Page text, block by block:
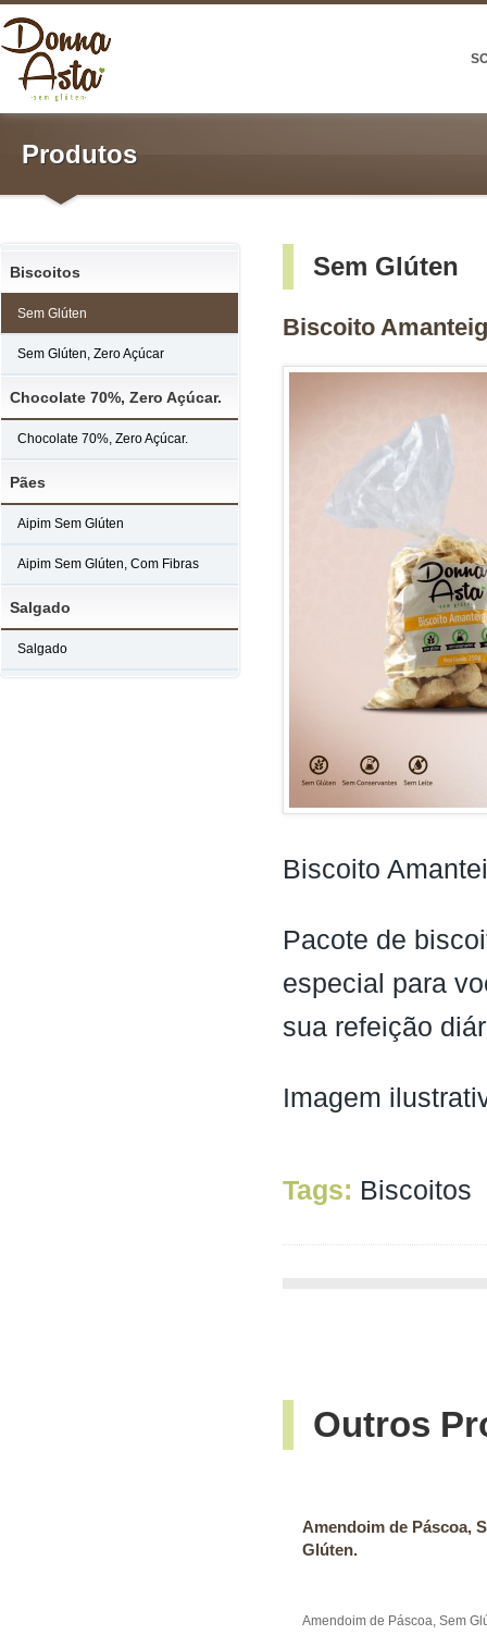
Produtos
Sem Glúten
Biscoito
Biscoito
Pacote de
especial para
sua refeição
Imagem
Tags: Biscoitos
Outros
Amendoim de Páscoa,
Glúten.
Amendoim de Páscoa, Sem
Biscoitos
Sem Glúten
Sem Glúten, Zero Açúcar
Chocolate 70%, Zero Açúcar.
Chocolate 70%, Zero Açúcar.
Pães
Aipim Sem Glúten
Aipim Sem Glúten, Com Fibras
Salgado
Salgado